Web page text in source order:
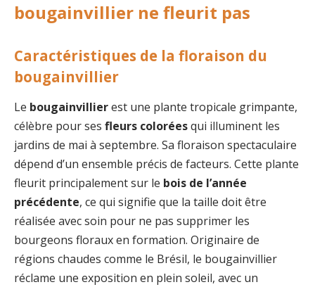
bougainvillier ne fleurit pas
Caractéristiques de la floraison du
bougainvillier
Le bougainvillierest une plante tropicale grimpante,
célèbre pour ses fleurs coloréesqui illuminent les
jardins de mai à septembre. Sa floraison spectaculaire
dépend d’un ensemble précis de facteurs. Cette plante
fleurit principalement sur le bois de l’année
précédente, ce qui signifie que la taille doit être
réalisée avec soin pour ne pas supprimer les
bourgeons floraux en formation. Originaire de
régions chaudes comme le Brésil, le bougainvillier
réclame une exposition en plein soleil, avec un